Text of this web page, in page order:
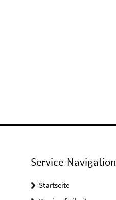
Service-Navigation
Startseite